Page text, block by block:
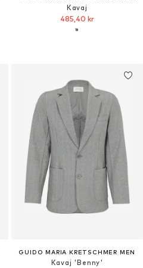
Kavaj
485,40 kr
GUIDO MARIA KRETSCHMER MEN
Kavaj 'Benny'